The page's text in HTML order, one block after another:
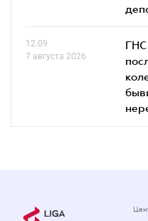
12.09
7 августа 2026
ГНС